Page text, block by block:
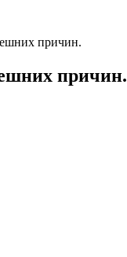
причин.
причин.